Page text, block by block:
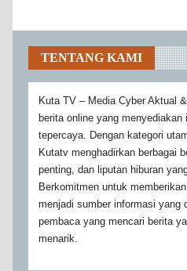
TENTANG KAMI
Kuta TV – Media Cyber Aktual
berita online yang
tepercaya. Dengan kategori
Kutatv menghadirkan berbagai
penting, dan liputan hiburan
Berkomitmen untuk
menjadi sumber informasi yang
pembaca yang mencari berita
menarik.